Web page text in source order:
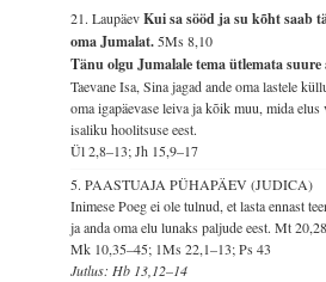
21. LaupäevKui sa sööd ja su kõht saab
oma Jumalat.5Ms 8,10
Tänu olgu Jumalale tema ütlemata
Taevane Isa, Sina jagad ande oma lastele
oma igapäevase leiva ja kõik muu, mida elus
isaliku hoolitsuse eest.
Ül 2,8–13; Jh 15,9–17
5. PAASTUAJA PÜHAPÄEV (JUDICA)
Inimese Poeg ei ole tulnud, et lasta ennast
ja anda oma elu lunaks paljude eest.Mt 20,28
Mk 10,35–45; 1Ms 22,1–13; Ps 43
Jutlus: Hb 13,12–14